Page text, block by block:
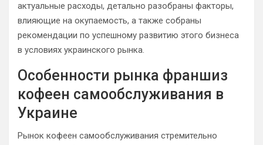
актуальные расходы, детально разобраны факторы,
влияющие на окупаемость, а также собраны
рекомендации по успешному развитию этого бизнеса
в условиях украинского рынка.
Особенности рынка франшиз
кофеен самообслуживания в
Украине
Рынок кофеен самообслуживания стремительно